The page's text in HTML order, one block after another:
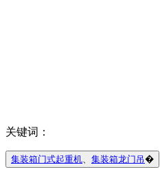
关键词：
集装箱门式起重机 集装箱龙门吊�